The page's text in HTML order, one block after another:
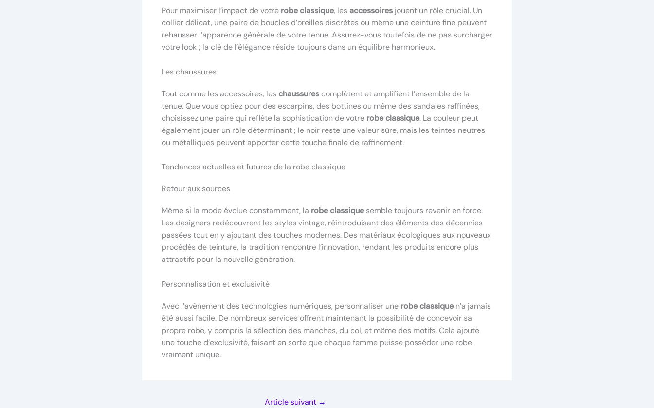
Pour maximiser l’impact de votre robe classique, les accessoires jouent un rôle crucial. Un
collier délicat, une paire de boucles d’oreilles discrètes ou même une ceinture fine peuvent
rehausser l’apparence générale de votre tenue. Assurez-vous toutefois de ne pas surcharger
votre look ; la clé de l’élégance réside toujours dans un équilibre harmonieux.
Les chaussures
Tout comme les accessoires, les chaussures complètent et amplifient l’ensemble de la
tenue. Que vous optiez pour des escarpins, des bottines ou même des sandales raffinées,
choisissez une paire qui reflète la sophistication de votre robe classique. La couleur peut
également jouer un rôle déterminant ; le noir reste une valeur sûre, mais les teintes neutres
ou métalliques peuvent apporter cette touche finale de raffinement.
Tendances actuelles et futures de la robe classique
Retour aux sources
Même si la mode évolue constamment, la robe classiquesemble toujours revenir en force.
Les designers redécouvrent les styles vintage, réintroduisant des éléments des décennies
passées tout en y ajoutant des touches modernes. Des matériaux écologiques aux nouveaux
procédés de teinture, la tradition rencontre l’innovation, rendant les produits encore plus
attractifs pour la nouvelle génération.
Personnalisation et exclusivité
Avec l’avènement des technologies numériques, personnaliser une robe classiquen’a jamais
été aussi facile. De nombreux services offrent maintenant la possibilité de concevoir sa
propre robe, y compris la sélection des manches, du col, et même des motifs. Cela ajoute
une touche d’exclusivité, faisant en sorte que chaque femme puisse posséder une robe
vraiment unique.
Article suivant →